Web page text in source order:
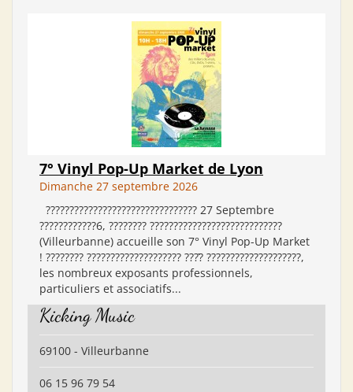
7° Vinyl Pop-Up Market de Lyon
Dimanche 27 septembre 2026
???????????????????????????????? 27 Septembre
????????????6, ???????? ????????????????????????????
(Villeurbanne) accueille son 7° Vinyl Pop-Up Market
! ???????? ???????????????????? ????̀ ????????????????????,
les nombreux exposants professionnels,
particuliers et associatifs...
Kicking Music
69100 - Villeurbanne
06 15 96 79 54